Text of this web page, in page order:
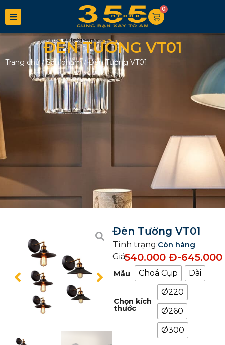
0
ĐÈN TƯỜNG VT01
Trang chủ/Sản phẩm/Đèn Tường VT01
Đèn Tường VT01
Tình trạng:Còn hàng
Giá:540.000Đ-
Mẫu Choá Cụp Dài
Chọn kích
thước
Ø220
Ø260
Ø300